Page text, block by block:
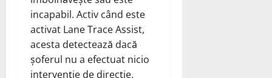
incapabil. Activ când este
activat Lane Trace Assist,
acesta detectează dacă
șoferul nu a efectuat nicio
intervenție de direcție,